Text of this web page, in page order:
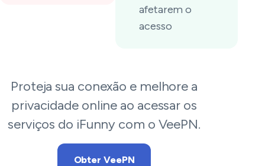
afetarem o
acesso
Proteja sua conexão e melhore a
privacidade online ao acessar os
serviços do iFunny com o VeePN.
Obter VeePN